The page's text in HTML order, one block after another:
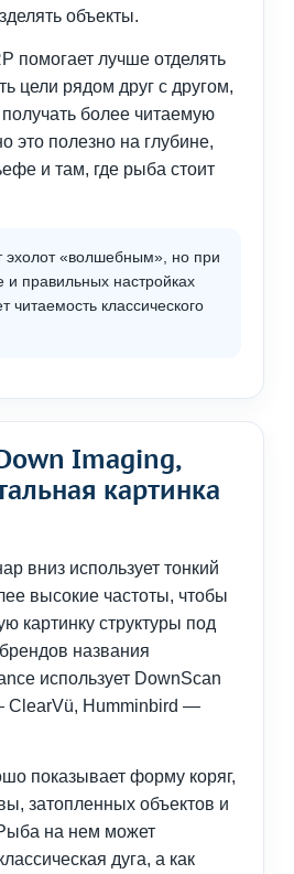
объекты.
помогает лучше отделять
цели рядом друг с другом,
более читаемую
это полезно на глубине,
и там, где рыба стоит
эхолот «волшебным», но при
и правильных настройках
читаемость классического
Imaging,
картинка
вниз использует тонкий
высокие частоты, чтобы
картинку структуры под
названия
использует DownScan
ClearVü, Humminbird —
показывает форму коряг,
затопленных объектов и
на нем может
дуга, а как